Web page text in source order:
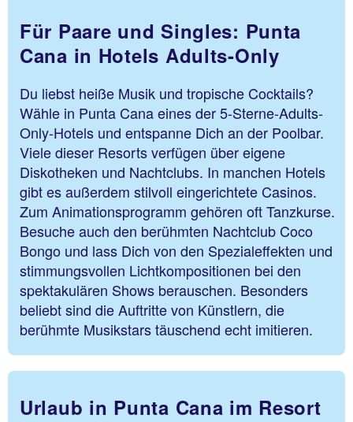
Für Paare und Singles: Punta
Cana in Hotels Adults-Only
Du liebst heiße Musik und tropische Cocktails?
Wähle in Punta Cana eines der 5-Sterne-Adults-
Only-Hotels und entspanne Dich an der Poolbar.
Viele dieser Resorts verfügen über eigene
Diskotheken und Nachtclubs. In manchen Hotels
gibt es außerdem stilvoll eingerichtete Casinos.
Zum Animationsprogramm gehören oft Tanzkurse.
Besuche auch den berühmten Nachtclub Coco
Bongo und lass Dich von den Spezialeffekten und
stimmungsvollen Lichtkompositionen bei den
spektakulären Shows berauschen. Besonders
beliebt sind die Auftritte von Künstlern, die
berühmte Musikstars täuschend echt imitieren.
Urlaub in Punta Cana im Resort